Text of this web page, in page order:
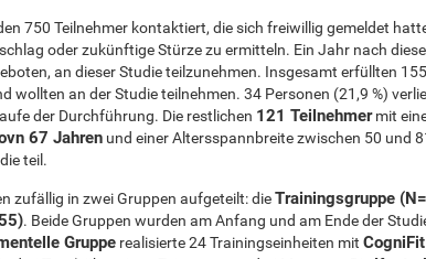
750 Teilnehmer kontaktiert, die sich freiwillig gemeldet
oder zukünftige Stürze zu ermitteln. Ein Jahr nach
an dieser Studie teilzunehmen. Insgesamt erfüllten
wollten an der Studie teilnehmen. 34 Personen (21,9 %)
der Durchführung. Die restlichen 121 Teilnehmermit
67 Jahren und einer Altersspannbreite zwischen 50 und
teil.
zufällig in zwei Gruppen aufgeteilt: dieTrainingsgruppe
. Beide Gruppen wurden am Anfang und am Ende der
Gruppe realisierte 24 Trainingseinheiten mit CogniFit